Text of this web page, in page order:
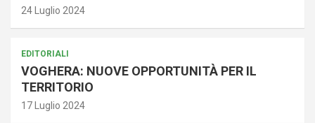
24 Luglio 2024
EDITORIALI
VOGHERA: NUOVE OPPORTUNITÀ PER IL
TERRITORIO
17 Luglio 2024